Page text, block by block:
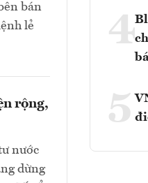
bán
lẻ
rộng,
nước
dừng
4
5